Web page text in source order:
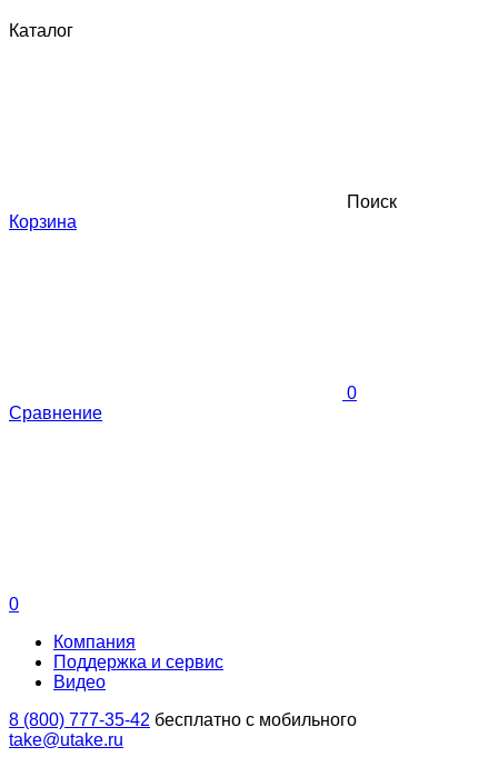
Каталог
Поиск
Корзина
0
Сравнение
0
Компания
Поддержка и сервис
Видео
8 (800) 777-35-42 бесплатно с мобильного
take@utake.ru